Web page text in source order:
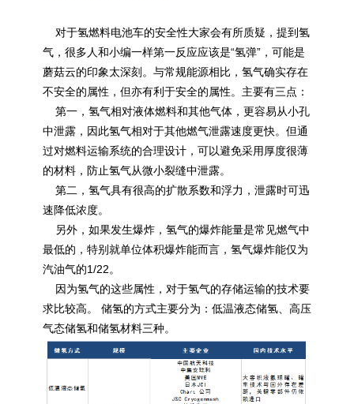
对于氢燃料电池车的安全性大家会有所质疑，提到氢
气，很多人和小编一样第一反应应该是“氢弹”，可能是
蘑菇云的印象太深刻。与常规能源相比，氢气确实存在
不安全的属性，但亦有利于安全的属性。主要有三点：
第一，氢气相对液体燃料和其他气体，更容易从小孔
中泄露，因此氢气相对于其他燃气泄露速度更快。但通
过对燃料运输系统的合理设计，可以避免采用厚度很薄
的材料，防止氢气从微小裂缝中泄露。
第二，氢气具有很高的扩散系数和浮力，泄露时可迅
速降低浓度。
另外，如果发生爆炸，氢气的爆炸能量是常见燃气中
最低的，特别就单位体积爆炸能而言，氢气爆炸能仅为
汽油气的1/22。
因为氢气的这些属性，对于氢气的存储运输的技术要
求比较高。 储氢的方式主要分为：低温液态储氢、高压
气态储氢和储氢材料三种。